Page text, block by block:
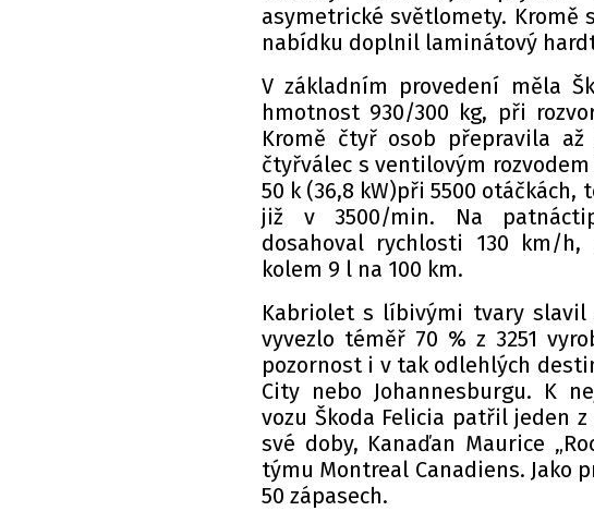
asymetrické světlomety.
nabídku doplnil laminátový
V základním provedení měla
hmotnost 930/300 kg, při
Kromě čtyř osob přepravila až
čtyřválec s ventilovým rozvodem
50 k (36,8 kW)při 5500
již v 3500/min. Na
dosahoval rychlosti 130 km/
kolem 9 l na 100 km.
Kabriolet s líbivými tvary slavil
vyvezlo téměř 70 % z 3251
pozornost i v tak odlehlých
City nebo Johannesburgu. K
vozu Škoda Felicia patřil jeden
své doby, Kanaďan Maurice
týmu Montreal Canadiens. Jako
50 zápasech.